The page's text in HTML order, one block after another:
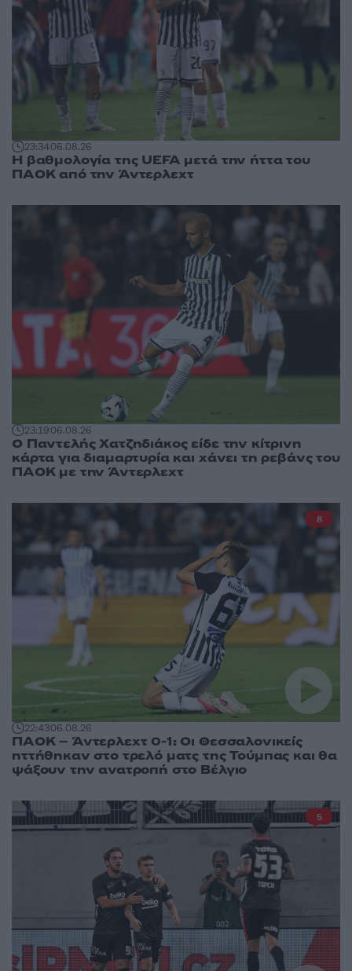
23:3406.08.26
Η βαθμολογία της UEFA μετά την ήττα του
ΠΑΟΚ από την Άντερλεχτ
23:1906.08.26
Ο Παντελής Χατζηδιάκος είδε την κίτρινη
κάρτα για διαμαρτυρία και χάνει τη ρεβάνς του
ΠΑΟΚ με την Άντερλεχτ
22:4306.08.26
ΠΑΟΚ – Άντερλεχτ 0-1: Οι Θεσσαλονικείς
ηττήθηκαν στο τρελό ματς της Τούμπας και θα
ψάξουν την ανατροπή στο Βέλγιο
8
5